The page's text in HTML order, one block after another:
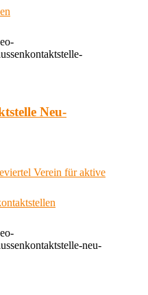
Neu-
Verein für aktive
neu-